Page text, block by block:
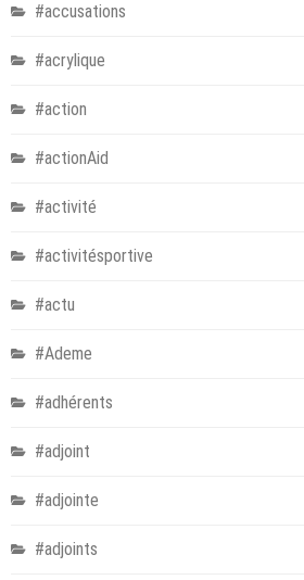
#accusations
#acrylique
#action
#actionAid
#activité
#activitésportive
#actu
#Ademe
#adhérents
#adjoint
#adjointe
#adjoints